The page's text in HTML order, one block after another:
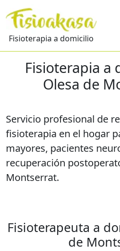
Fisioterapia a domicilio
Fisioterapia a
Olesa de
Servicio profesional de
fisioterapia en el hogar
mayores, pacientes
recuperación
Montserrat.
Fisioterapeuta a
de